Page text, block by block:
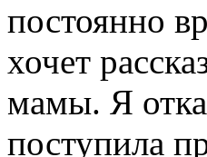
постоянно
хочет
мамы. Я
поступила